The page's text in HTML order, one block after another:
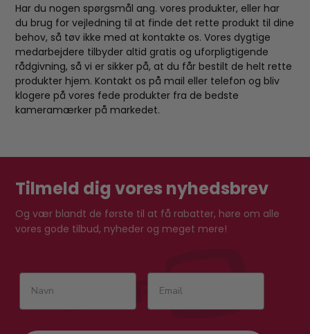
Har du nogen spørgsmål ang. vores produkter, eller har
du brug for vejledning til at finde det rette produkt til dine
behov, så tøv ikke med at kontakte os. Vores dygtige
medarbejdere tilbyder altid gratis og uforpligtigende
rådgivning, så vi er sikker på, at du får bestilt de helt rette
produkter hjem. Kontakt os på mail eller telefon og bliv
klogere på vores fede produkter fra de bedste
kameramærker på markedet.
Tilmeld dig vores nyhedsbrev
Og vær blandt de første til at få rabatter, høre om alle
vores gode tilbud, nyheder og meget mere!